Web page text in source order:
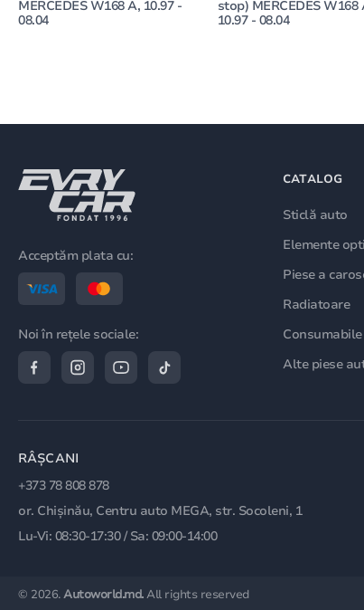
MERCEDES W168 A, 10.97 -
08.04
stop) MERCEDES W168
10.97 - 08.04
Acceptăm plata cu:
Noi în rețele sociale:
CATALOG
Sticlă auto
Elemente
Piese a
Radiatoare
Consumabile
Alte piese
RÂȘCANI
+373 78 808 878
or. Chișinău, Centru auto MEGA, str. Socoleni, 1
Lu-Vi: 08:30-17:30 / Sa: 09:00-14:00
© 2026.Autoworld.md.All rights reserved